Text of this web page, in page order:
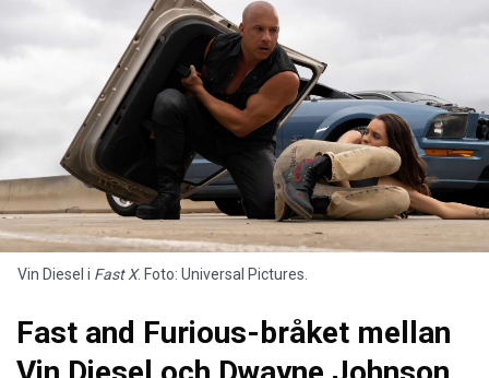
Vin Diesel i Fast X. Foto: Universal Pictures.
Fast and Furious-bråket mellan